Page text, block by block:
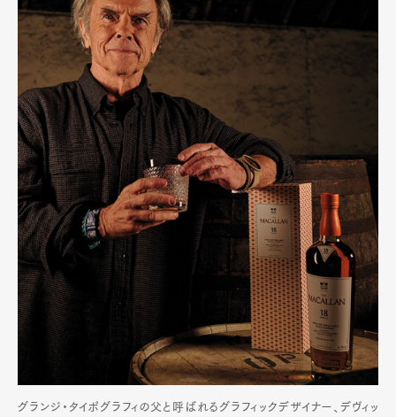
グランジ・タイポグラフィの父と呼ばれるグラフィックデザイナー、デヴィッ